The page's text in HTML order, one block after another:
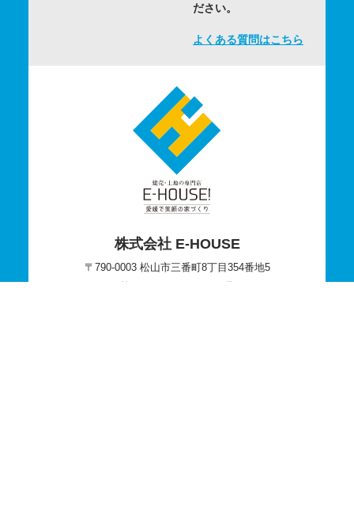
ださい。
よくある質問はこちら
株式会社 E-HOUSE
〒790-0003 松山市三番町8丁目354番地5